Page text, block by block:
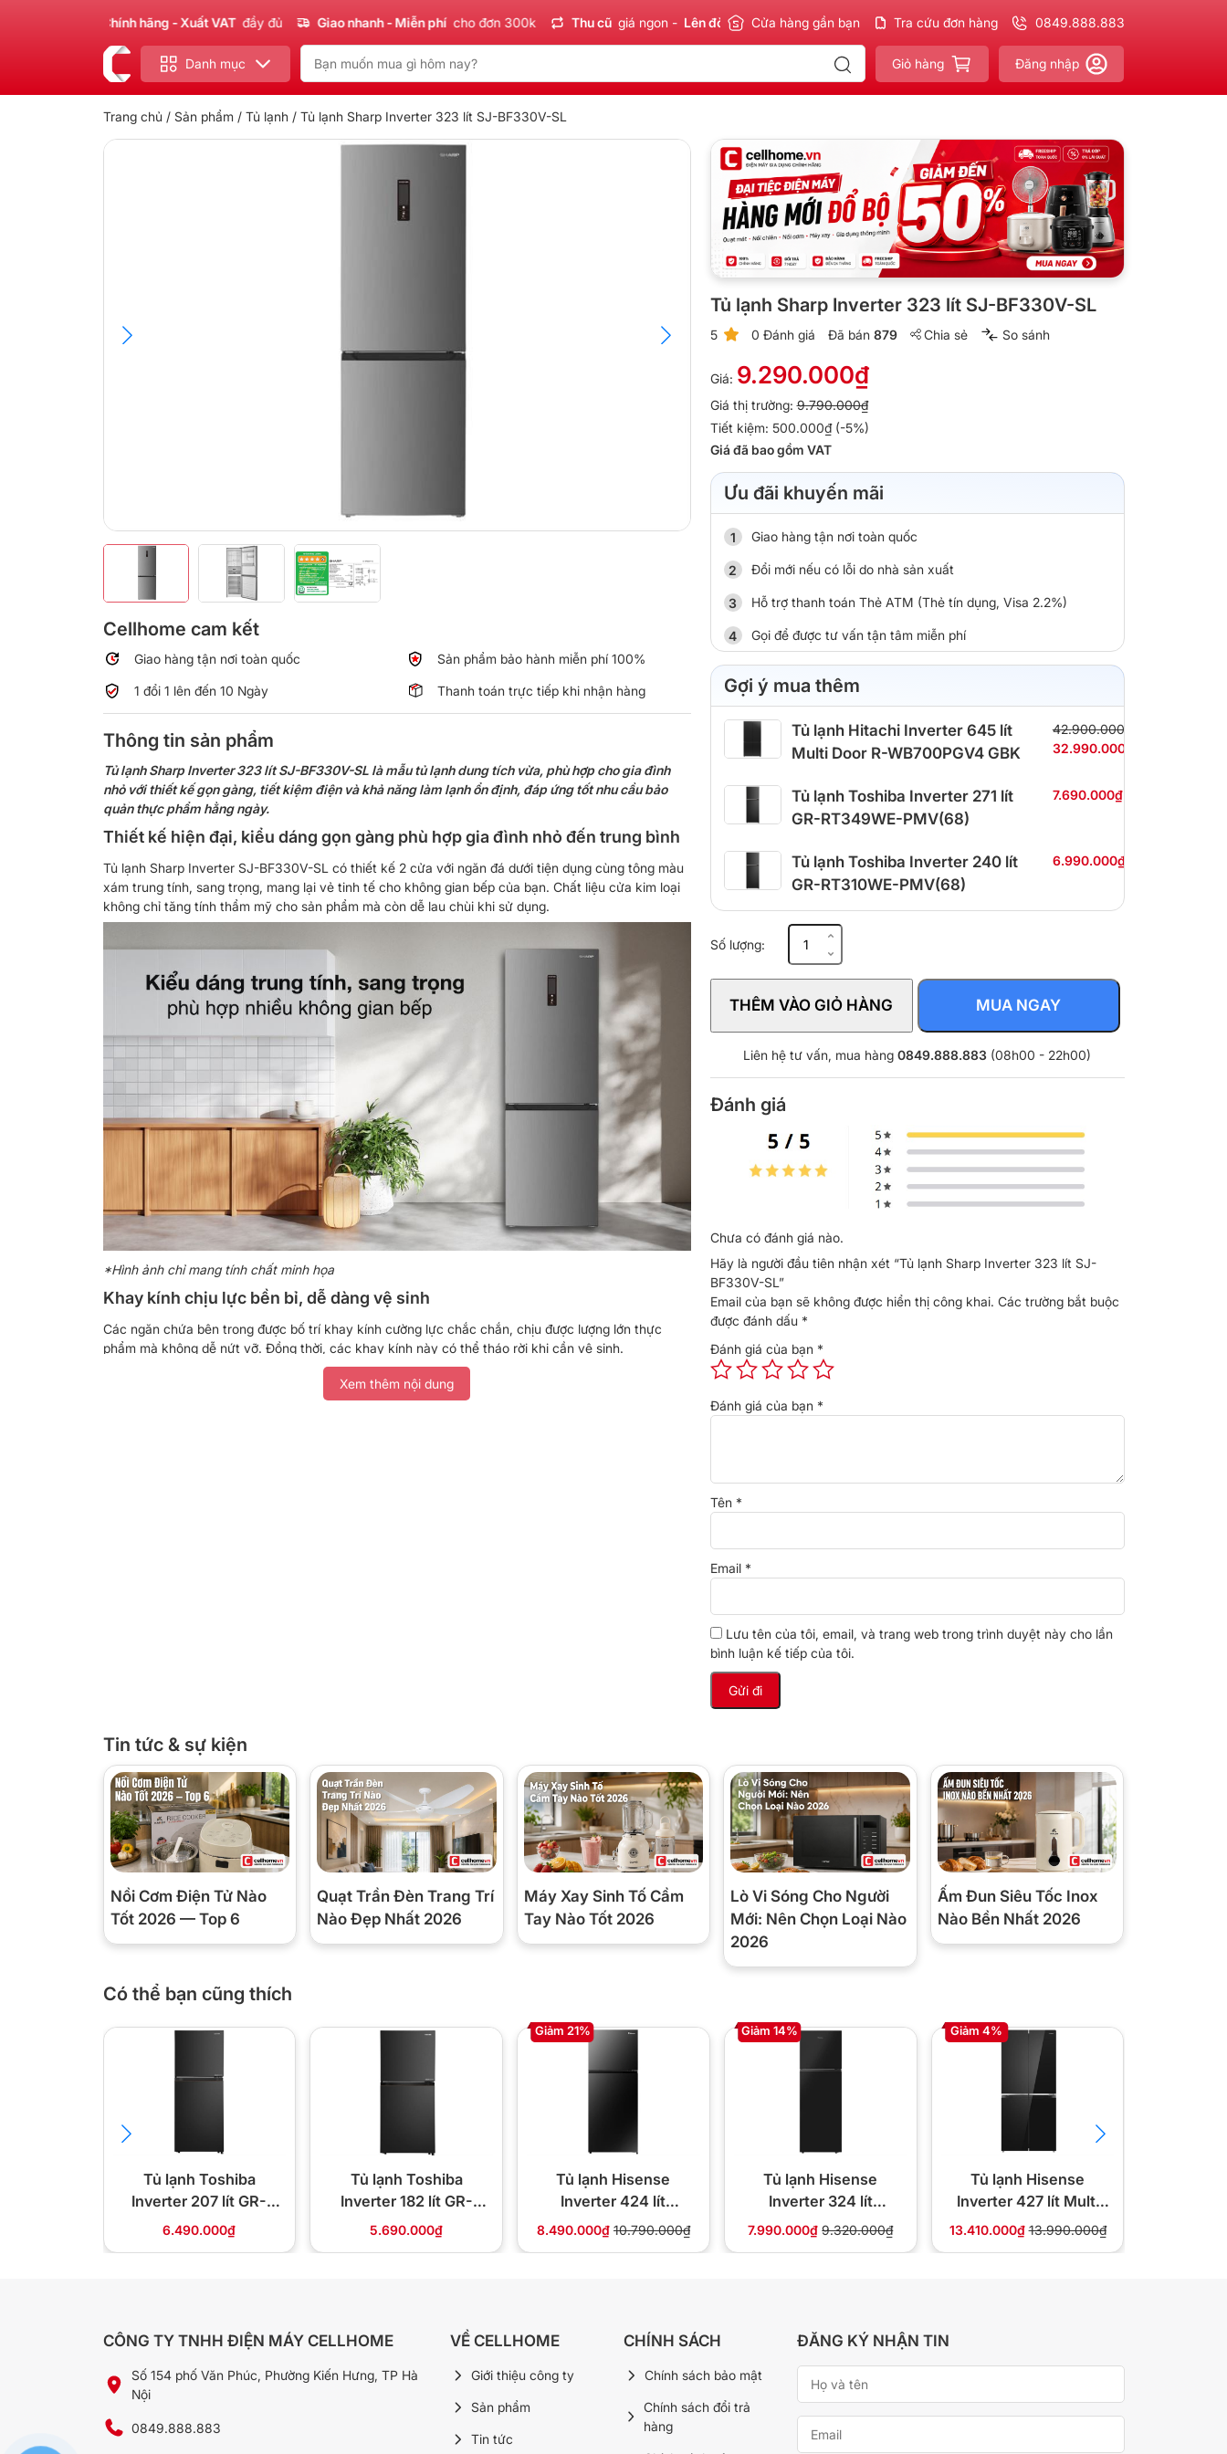
Chính hãng - Xuất VAT đầy đủ Giao nhanh - Miễn phí cho đơn 300k Thu cũ giá ngon - Lên đời tiết kiệm Sản phẩm Chính hãng - Xuất VAT đầy đủ Giao nhanh - Miễn phí
Cửa hàng gần bạn Tra cứu đơn hàng 0849.888.883
Danh mục Giỏ hàng Đăng nhập
Trang chủ / Sản phẩm / Tủ lạnh / Tủ lạnh Sharp Inverter 323 lít SJ-BF330V-SL
Cellhome cam kết
Giao hàng tận nơi toàn quốc Sản phẩm bảo hành miễn phí 100%
1 đổi 1 lên đến 10 Ngày Thanh toán trực tiếp khi nhận hàng
Thông tin sản phẩm
Tủ lạnh Sharp Inverter 323 lít SJ-BF330V-SL là mẫu tủ lạnh dung tích vừa, phù hợp cho gia đình
nhỏ với thiết kế gọn gàng, tiết kiệm điện và khả năng làm lạnh ổn định, đáp ứng tốt nhu cầu bảo
quản thực phẩm hằng ngày.
Thiết kế hiện đại, kiểu dáng gọn gàng phù hợp gia đình nhỏ đến trung bình
Tủ lạnh Sharp Inverter SJ-BF330V-SL có thiết kế 2 cửa với ngăn đá dưới tiện dụng cùng tông màu
xám trung tính, sang trọng, mang lại vẻ tinh tế cho không gian bếp của bạn. Chất liệu cửa kim loại
không chỉ tăng tính thẩm mỹ cho sản phẩm mà còn dễ lau chùi khi sử dụng.
*Hình ảnh chỉ mang tính chất minh họa
Khay kính chịu lực bền bỉ, dễ dàng vệ sinh
Các ngăn chứa bên trong được bố trí khay kính cường lực chắc chắn, chịu được lượng lớn thực
phẩm mà không dễ nứt vỡ. Đồng thời, các khay kính này có thể tháo rời khi cần vệ sinh.
Dung tích sử dụng 323 lít đáp ứng nhu cầu hằng ngày
*Hình ảnh chỉ mang tính chất minh họa
Công nghệ Inverter tiết kiệm điện, vận hành êm ái
Chiếc tủ lạnh này được trang bị công nghệ Inverter kết hợp chế độ Eco, giúp điều chỉnh hoạt động
của máy nén linh hoạt theo nhu cầu làm lạnh, giảm tiêu thụ điện năng và hạn chế tiếng ồn khi vận
hành. Nhờ vậy, thiết bị có thể hoạt động bền bỉ, êm ái mỗi ngày mà vẫn tiết kiệm điện.
Công nghệ Multi Air Flow phân bổ hơi lạnh đều khắp các ngăn, giúp nhiệt độ ổn định và giảm thiểu
sự chênh lệch giữa các khu vực trong tủ. Nhờ đó, thực phẩm được bảo quản tươi lâu hơn và giữ
được chất lượng tốt hơn dù bố trí ở bất kỳ vị trí nào bên trong tủ.
Xem thêm nội dung
Tủ lạnh Sharp Inverter 323 lít SJ-BF330V-SL
5 0 Đánh giá Đã bán 879 Chia sẻ So sánh
Giá: 9.290.000₫
Giá thị trường:9.790.000₫
Tiết kiệm: 500.000₫ (-5%)
Giá đã bao gồm VAT
Ưu đãi khuyến mãi
Giao hàng tận nơi toàn quốc
Đổi mới nếu có lỗi do nhà sản xuất
Hỗ trợ thanh toán Thẻ ATM (Thẻ tín dụng, Visa 2.2%)
Gọi để được tư vấn tận tâm miễn phí
Gợi ý mua thêm
Tủ lạnh Hitachi Inverter 645 lít
Multi Door R-WB700PGV4 GBK
42.900.000₫
32.990.000₫
Tủ lạnh Toshiba Inverter 271 lít
GR-RT349WE-PMV(68)
7.690.000₫
Tủ lạnh Toshiba Inverter 240 lít
GR-RT310WE-PMV(68)
6.990.000₫
Số lượng:lạnh
323
lít
SJ-
BF330V-
số
THÊM VÀO GIỎ HÀNG MUA NGAY
Liên hệ tư vấn, mua hàng 0849.888.883 (08h00 - 22h00)
Đánh giá
Chưa có đánh giá nào.
Hãy là người đầu tiên nhận xét “Tủ lạnh Sharp Inverter 323 lít SJ-
BF330V-SL”
Email của bạn sẽ không được hiển thị công khai. Các trường bắt buộc
được đánh dấu *
Đánh giá của bạn *
Đánh giá của bạn *
Tên *
Email *
Lưu tên của tôi, email, và trang web trong trình duyệt này cho lần
bình luận kế tiếp của tôi.
Tin tức & sự kiện
Nồi Cơm Điện Tử Nào
Tốt 2026 — Top 6
Quạt Trần Đèn Trang Trí
Nào Đẹp Nhất 2026
Máy Xay Sinh Tố Cầm
Tay Nào Tốt 2026
Lò Vi Sóng Cho Người
Mới: Nên Chọn Loại Nào
2026
Ấm Đun Siêu Tốc Inox
Nào Bền Nhất 2026
Có thể bạn cũng thích
Tủ lạnh Toshiba
Inverter 207 lít GR-
RT268WE-PMV(68)
6.490.000₫
Tủ lạnh Toshiba
Inverter 182 lít GR-
RT236WE PMV(68)
5.690.000₫
Giảm 21%
Tủ lạnh Hisense
Inverter 424 lít
RT549N4EBU
8.490.000₫ 10.790.000₫
Giảm 14%
Tủ lạnh Hisense
Inverter 324 lít
RT469N4EBU
7.990.000₫ 9.320.000₫
Giảm 4%
Tủ lạnh Hisense
Inverter 427 lít Multi
Door RQ559N4EBU
13.410.000₫ 13.990.000₫
CÔNG TY TNHH ĐIỆN MÁY CELLHOME
Số 154 phố Văn Phúc, Phường Kiến Hưng, TP Hà
Nội
0849.888.883
VỀ CELLHOME
Giới thiệu công ty
Sản phẩm
Tin tức
CHÍNH SÁCH
Chính sách bảo mật
Chính sách đổi trả
hàng
ĐĂNG KÝ NHẬN TIN